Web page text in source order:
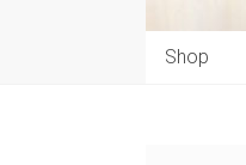
Shop